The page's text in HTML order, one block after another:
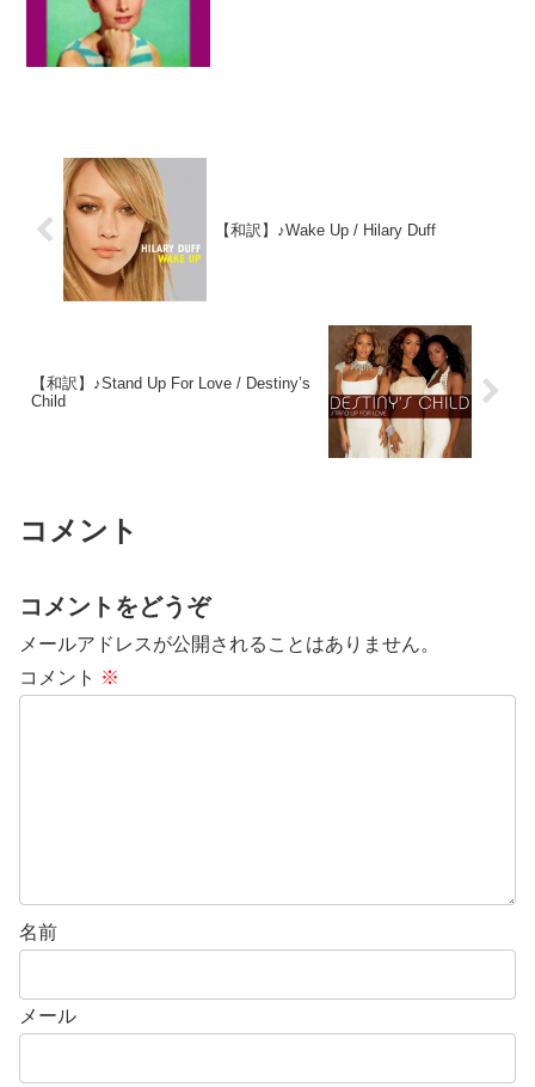
【和訳】♪Wake Up / Hilary Duff
【和訳】♪Stand Up For Love / Destiny’s
Child
コメント
コメントをどうぞ
メールアドレスが公開されることはありません。
コメント ※
名前
メール